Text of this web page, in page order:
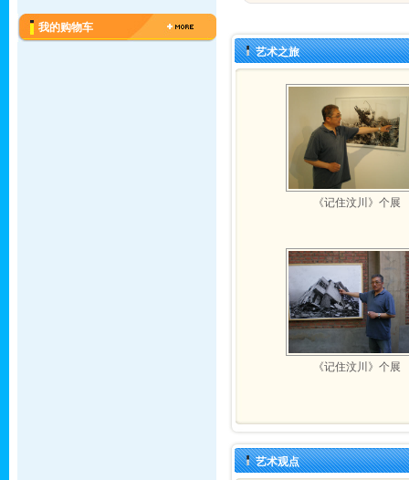
我的购物车
艺术之旅
《记住汶川》个展
《记住汶川》个展
艺术观点